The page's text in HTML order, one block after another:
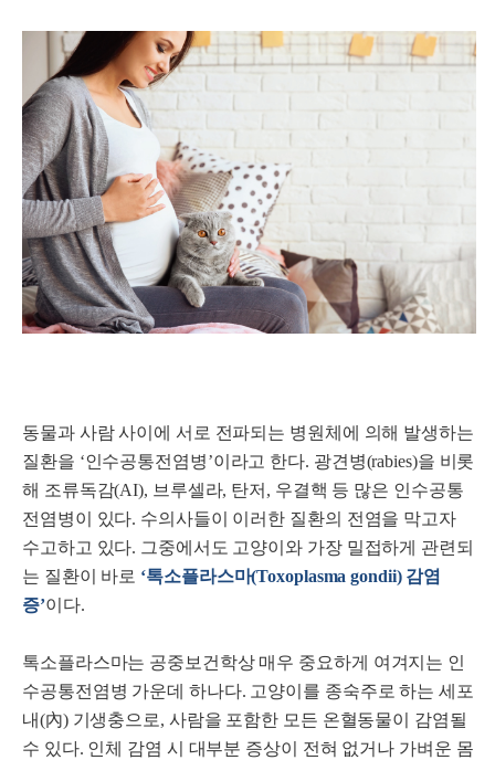
동물과 사람 사이에 서로 전파되는 병원체에 의해 발생하는
질환을 ‘인수공통전염병’이라고 한다. 광견병(rabies)을 비롯
해 조류독감(AI), 브루셀라, 탄저, 우결핵 등 많은 인수공통
전염병이 있다. 수의사들이 이러한 질환의 전염을 막고자
수고하고 있다. 그중에서도 고양이와 가장 밀접하게 관련되
는 질환이 바로 ‘톡소플라스마(Toxoplasma gondii) 감염
증’이다.
톡소플라스마는 공중보건학상 매우 중요하게 여겨지는 인
수공통전염병 가운데 하나다. 고양이를 종숙주로 하는 세포
내(內) 기생충으로, 사람을 포함한 모든 온혈동물이 감염될
수 있다. 인체 감염 시 대부분 증상이 전혀 없거나 가벼운 몸